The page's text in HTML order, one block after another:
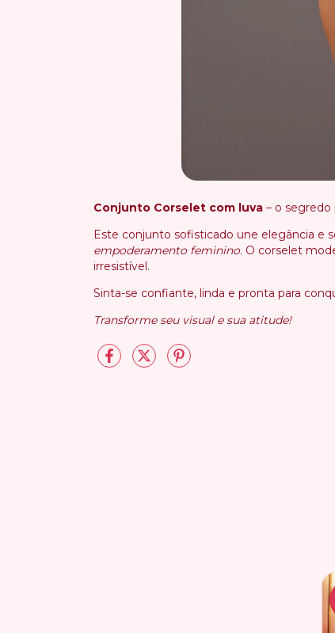
Conjunto Corselet com luva – o segredo
Este conjunto sofisticado une elegância e
empoderamento feminino. O corselet
irresistível.
Sinta-se confiante, linda e pronta para
Transforme seu visual e sua atitude!